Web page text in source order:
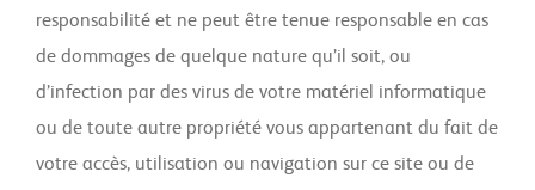
responsabilité et ne peut être tenue responsable en cas
de dommages de quelque nature qu’il soit, ou
d’infection par des virus de votre matériel informatique
ou de toute autre propriété vous appartenant du fait de
votre accès, utilisation ou navigation sur ce site ou de